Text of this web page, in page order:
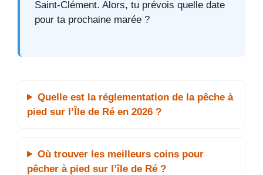
Saint-Clément. Alors, tu prévois quelle date
pour ta prochaine marée ?
Quelle est la réglementation de la pêche à
pied sur l’Île de Ré en 2026 ?
Où trouver les meilleurs coins pour
pêcher à pied sur l’île de Ré ?